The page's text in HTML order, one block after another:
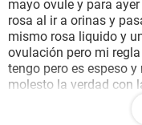
GLOSARIO
mayo ovule y para
rosa al ir a orinas y
mismo rosa liquido y
ovulación pero mi
tengo pero es espeso
molesto la verdad con
creo que sea el
no tengo comezón ni